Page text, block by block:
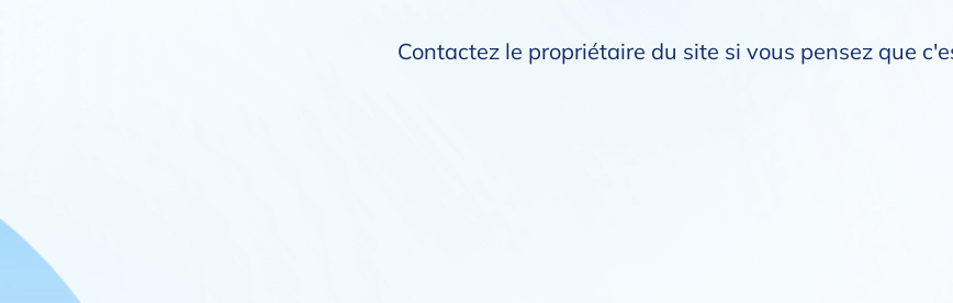
Contactez le propriétaire du site si vous pensez que